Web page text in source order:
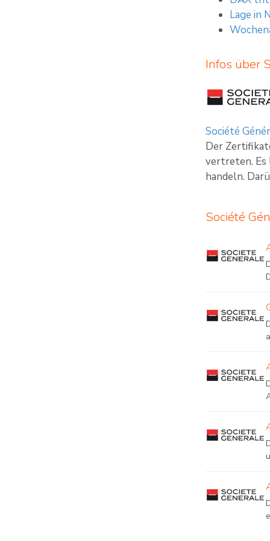
Lage in
Infos über
Société
Der
vertreten. Es
handeln.
Société